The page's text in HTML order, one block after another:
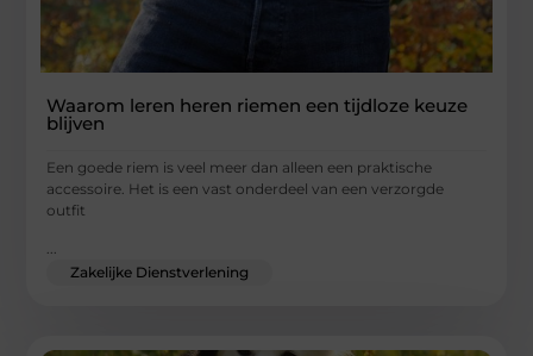
Waarom leren heren riemen een tijdloze keuze
blijven
Een goede riem is veel meer dan alleen een praktische
accessoire. Het is een vast onderdeel van een verzorgde
outfit
...
Zakelijke Dienstverlening